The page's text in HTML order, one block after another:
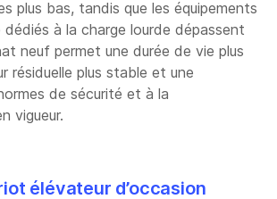
plus bas, tandis que les équipements
à la charge lourde dépassent
neuf permet une durée de vie plus
résiduelle plus stable et une
de sécurité et à la
vigueur.
élévateur d’occasion